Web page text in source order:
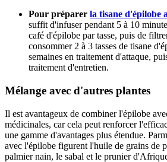
Pour préparer la tisane d'épilobe
suffit d'infuser pendant 5 à 10
café d'épilobe par tasse, puis de
consommer 2 à 3 tasses de tisane
semaines en traitement d'attaque,
traitement d'entretien.
Mélange avec d'autres plantes
Il est avantageux de combiner l'épilobe
médicinales, car cela peut renforcer
une gamme d'avantages plus étendue.
avec l'épilobe figurent l'huile de grains de
palmier nain, le sabal et le prunier